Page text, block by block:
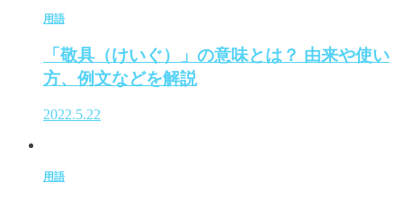
用語
「敬具（けいぐ）」の意味とは？ 由来や使い
方、例文などを解説
2022.5.22
用語